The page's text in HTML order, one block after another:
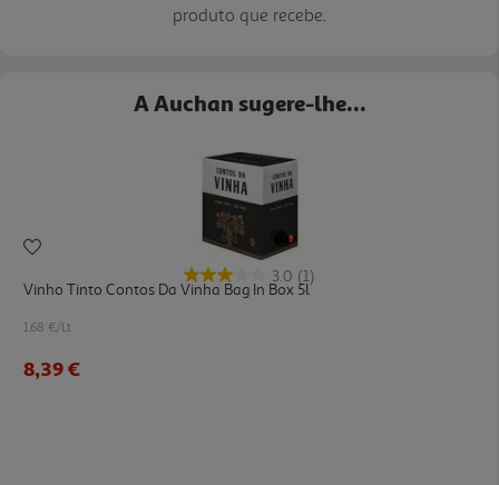
produto que recebe.
A Auchan sugere-lhe...
3.0 (1)
Vinho Tinto Contos Da Vinha Bag In Box 5l
1.68 €/Lt
8,39 €